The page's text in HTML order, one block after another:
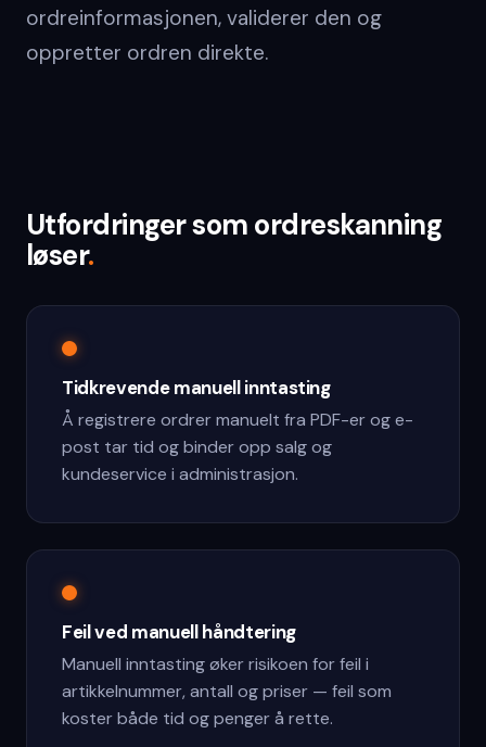
ordreinformasjonen, validerer den og
oppretter ordren direkte.
Utfordringer som ordreskanning
løser.
Tidkrevende manuell inntasting
Å registrere ordrer manuelt fra PDF-er og e-
post tar tid og binder opp salg og
kundeservice i administrasjon.
Feil ved manuell håndtering
Manuell inntasting øker risikoen for feil i
artikkelnummer, antall og priser — feil som
koster både tid og penger å rette.